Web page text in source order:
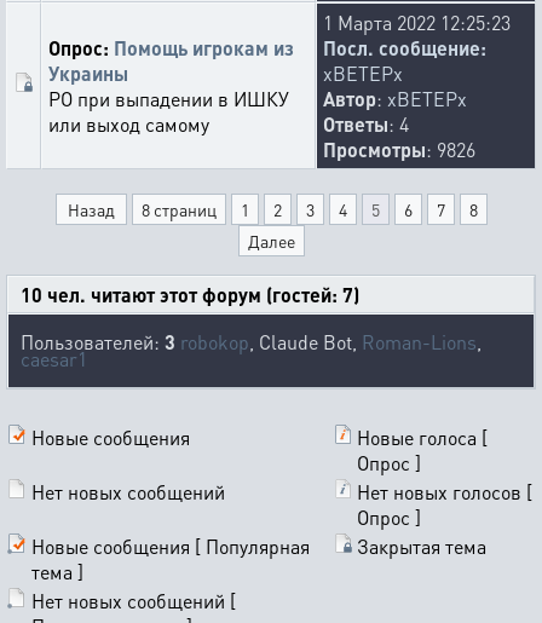
Опрос: Помощь игрокам из
Украины
РО при выпадении в ИШКУ
или выход самому
1 Марта 2022 12:25:23
Посл. сообщение:
xBETEPx
Автор: xBETEPx
Ответы: 4
Просмотры: 9826
Назад 8 страниц 1 2 3 4 5 6 7
8
Далее
10 чел. читают этот форум (гостей: 7)
Пользователей: 3 robokop , Claude Bot, Roman-Lions
caesar1
Новые сообщения
Новые голоса [
Опрос ]
Нет новых сообщений
Нет новых голосов [
Опрос ]
Новые сообщения [ Популярная
тема ]
Закрытая тема
Нет новых сообщений [